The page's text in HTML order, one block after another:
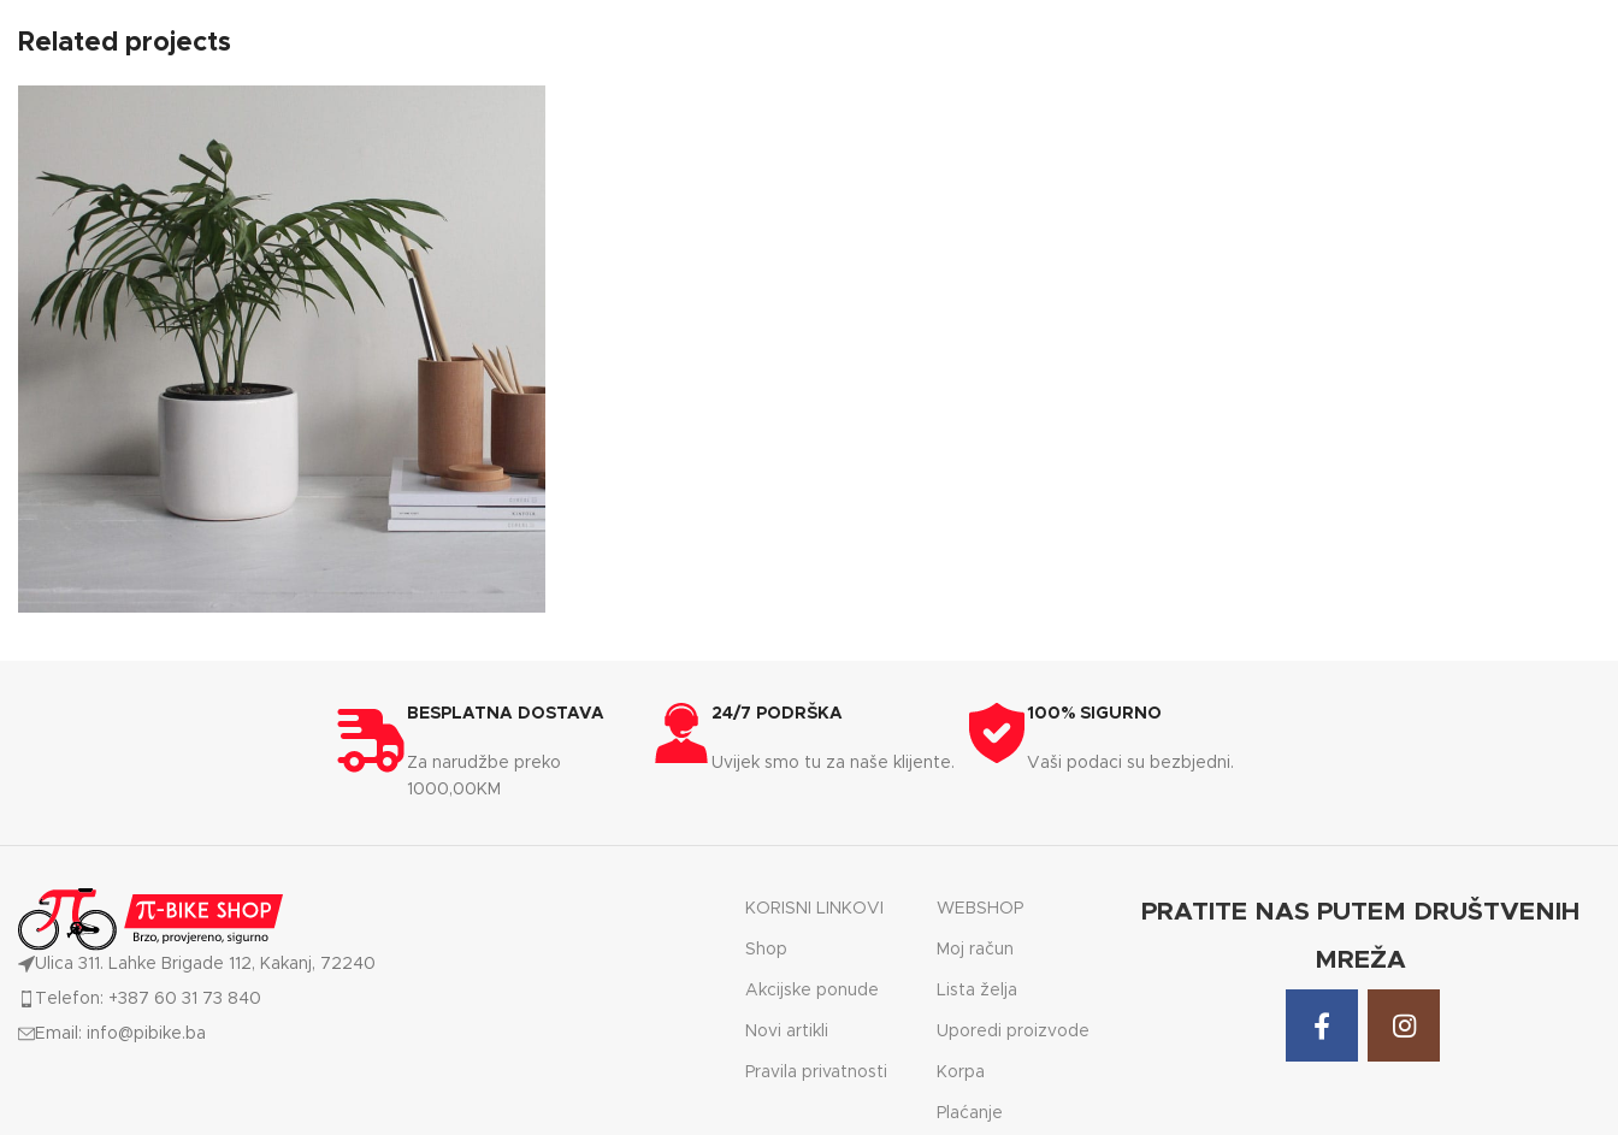
Related projects
BESPLATNA DOSTAVA
Za narudžbe preko
1000,00KM
24/7 PODRŠKA
Uvijek smo tu za naše klijente.
100% SIGURNO
Vaši podaci su bezbjedni.
Ulica 311. Lahke Brigade 112, Kakanj, 72240
Telefon: +387 60 31 73 840
Email: info@pibike.ba
KORISNI LINKOVI
Shop
Akcijske ponude
Novi artikli
Pravila privatnosti
WEBSHOP
Moj račun
Lista želja
Uporedi proizvode
Korpa
Plaćanje
PRATITE NAS PUTEM DRUŠTVENIH
MREŽA